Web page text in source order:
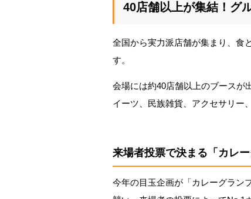
40店舗以上が集結！グ
全国から実力派店舗が集まり、食
す。
会場には約40店舗以上のブースが
イーツ、民族雑貨、アクセサリー
来場者投票で決まる「カレー
今年の目玉企画が「カレーグラン